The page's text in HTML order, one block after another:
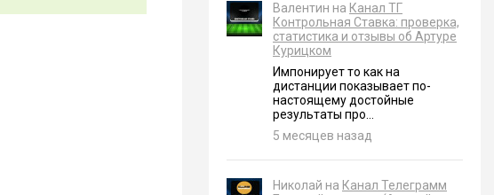
Валентин на Канал ТГ
Контрольная Ставка: проверка,
статистика и отзывы об Артуре
Курицком
Импонирует то как на
дистанции показывает по-
настоящему достойные
результаты про...
5 месяцев назад
Николай на Канал Телеграмм